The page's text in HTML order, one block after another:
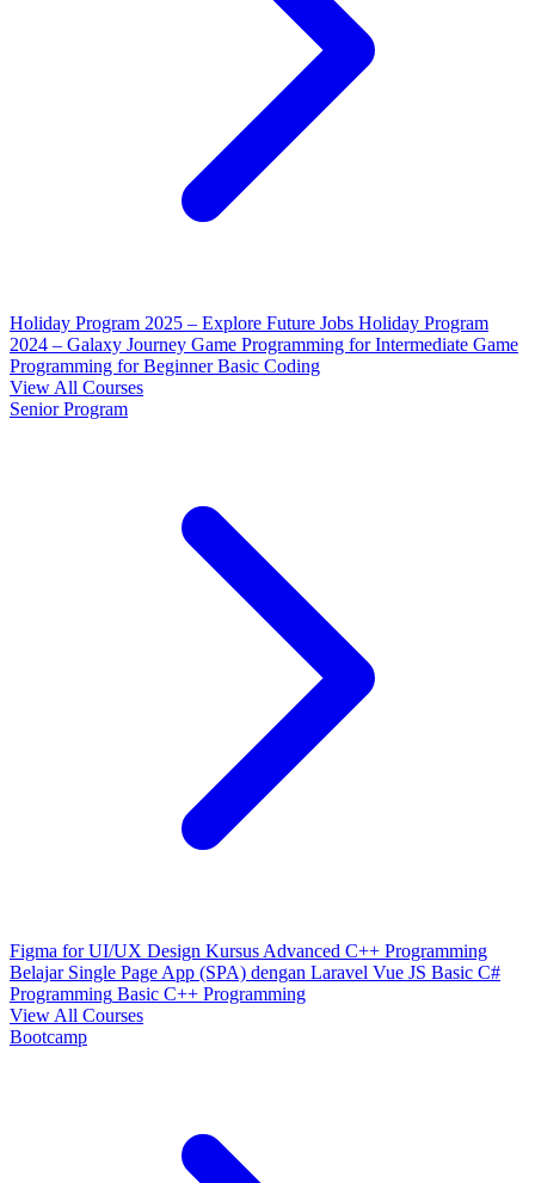
Holiday Program 2025 – Explore Future Jobs Holiday Program
2024 – Galaxy Journey Game Programming for Intermediate Game
Programming for Beginner Basic Coding
View All Courses
Senior Program
Figma for UI/UX Design Kursus Advanced C++ Programming
Belajar Single Page App (SPA) dengan Laravel Vue JS Basic C#
Programming Basic C++ Programming
View All Courses
Bootcamp